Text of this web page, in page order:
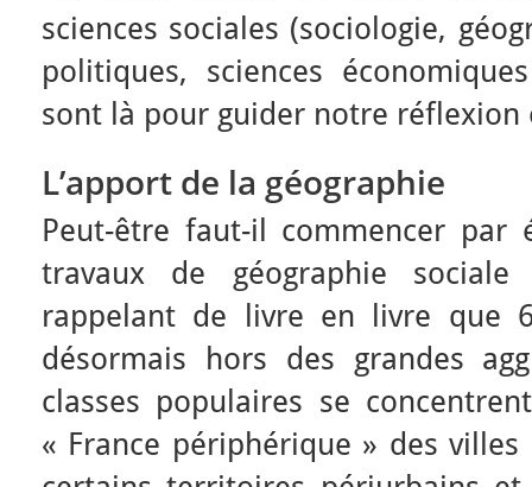
sciences sociales (sociologie,
politiques, sciences
sont là pour guider notre
L’apport de la géographie
Peut-être faut-il commencer par
travaux de géographie
rappelant de livre en livre que
désormais hors des grandes
classes populaires se
« France périphérique » des